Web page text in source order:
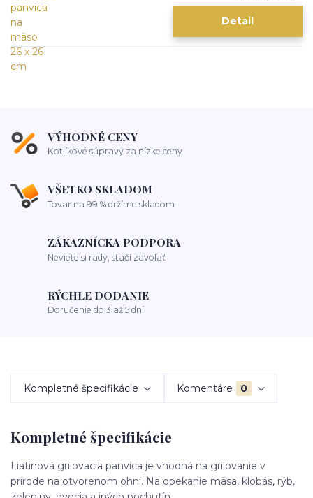
Detail
VÝHODNÉ CENY
Kotlíkové súpravy za nízke ceny
VŠETKO SKLADOM
Tovar na 99 % držíme skladom
ZÁKAZNÍCKA PODPORA
Neviete si rady, stačí zavolať
RÝCHLE DODANIE
Doručenie do 3 až 5 dní
Kompletné špecifikácie Komentáre 0
Kompletné špecifikácie
Liatinová grilovacia panvica je vhodná na grilovanie v
prírode na otvorenom ohni. Na opekanie mäsa, klobás, rýb,